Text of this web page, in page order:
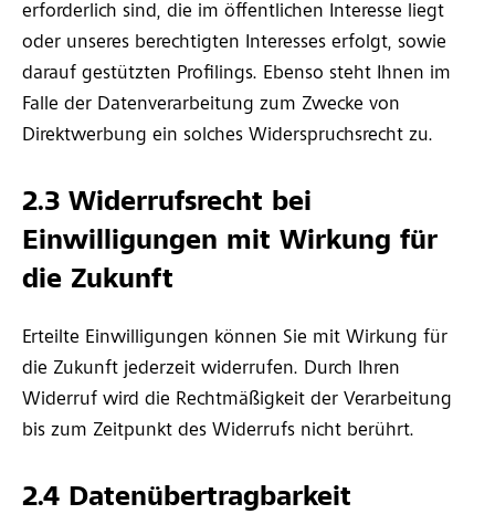
erforderlich sind, die im öffentlichen Interesse liegt
oder unseres berechtigten Interesses erfolgt, sowie
darauf gestützten Profilings. Ebenso steht Ihnen im
Falle der Datenverarbeitung zum Zwecke von
Direktwerbung ein solches Widerspruchsrecht zu.
2.3 Widerrufsrecht bei
Einwilligungen mit Wirkung für
die Zukunft
Erteilte Einwilligungen können Sie mit Wirkung für
die Zukunft jederzeit widerrufen. Durch Ihren
Widerruf wird die Rechtmäßigkeit der Verarbeitung
bis zum Zeitpunkt des Widerrufs nicht berührt.
2.4 Datenübertragbarkeit